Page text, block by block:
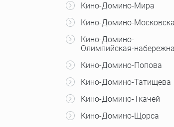
Кино-Домино-Мира
Кино-Домино-
Кино-Домино-
Олимпийская-
Кино-Домино-Попова
Кино-Домино-Татищева
Кино-Домино-Ткачей
Кино-Домино-Щорса